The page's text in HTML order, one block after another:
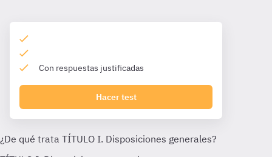
Con respuestas justificadas
Hacer test